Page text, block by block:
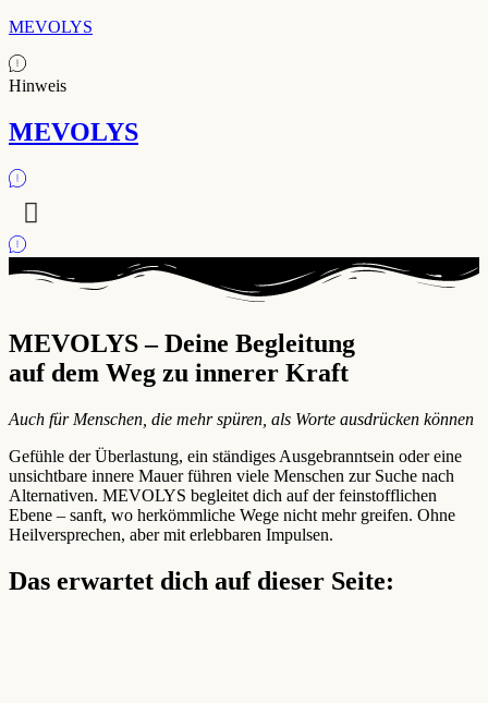
MEVOLYS
Hinweis
MEVOLYS
MEVOLYS – Deine Begleitung
auf dem Weg zu innerer Kraft
Auch für Menschen, die mehr spüren, als Worte ausdrücken können
Gefühle der Überlastung, ein ständiges Ausgebranntsein oder eine
unsichtbare innere Mauer führen viele Menschen zur Suche nach
Alternativen. MEVOLYS begleitet dich auf der feinstofflichen
Ebene – sanft, wo herkömmliche Wege nicht mehr greifen. Ohne
Heilversprechen, aber mit erlebbaren Impulsen.
Das erwartet dich auf dieser Seite: